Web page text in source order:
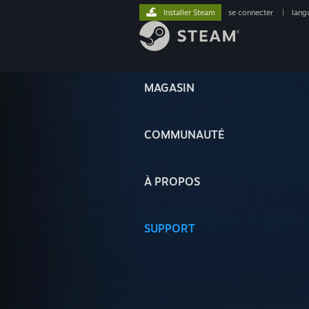
MAGASIN
COMMUNAUTÉ
À PROPOS
SUPPORT
Installer Steam se connecter